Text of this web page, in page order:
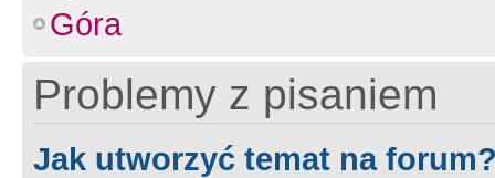
Góra
Problemy z pisaniem
Jak utworzyć temat na